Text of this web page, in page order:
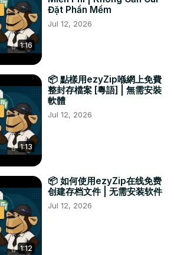
1:16
Đặt Phần Mềm
Jul 12, 2026
1:13
📦 點樣用ezyZip喺網上免費
整封存檔案 [粵語] | 無需安裝
軟體
Jul 12, 2026
1:12
📦 如何使用ezyZip在线免费
创建存档文件 | 无需安装软件
Jul 12, 2026